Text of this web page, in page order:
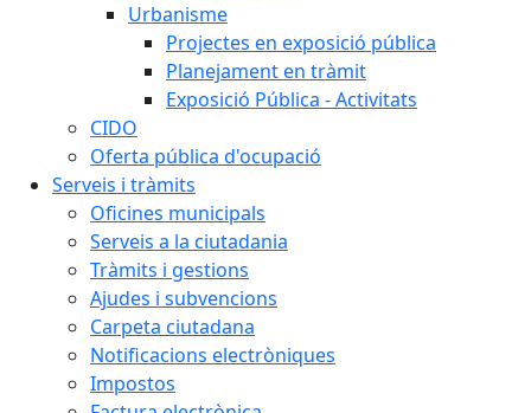
Urbanisme
Projectes en exposició pública
Planejament en tràmit
Exposició Pública - Activitats
CIDO
Oferta pública d'ocupació
Serveis i tràmits
Oficines municipals
Serveis a la ciutadania
Tràmits i gestions
Ajudes i subvencions
Carpeta ciutadana
Notificacions electròniques
Impostos